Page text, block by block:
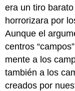
era un tiro
horrorizara por
Aunque el
centros
mente a los
también a los
creados por